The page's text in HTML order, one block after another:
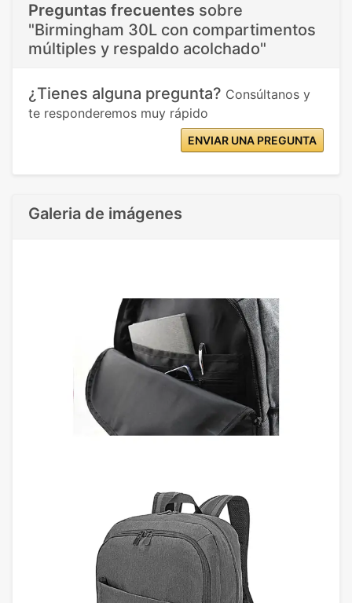
Preguntas frecuentes sobre
"Birmingham 30L con compartimentos
múltiples y respaldo acolchado"
¿Tienes alguna pregunta? Consúltanos y
te responderemos muy rápido
ENVIAR UNA PREGUNTA
Galeria de imágenes